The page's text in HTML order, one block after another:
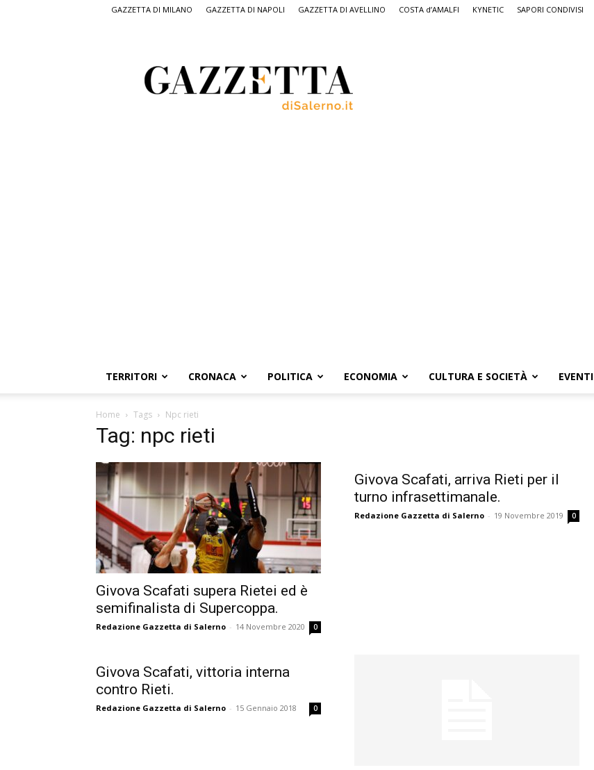
GAZZETTA DI MILANO GAZZETTA DI NAPOLI GAZZETTA DI AVELLINO COSTA d’AMALFI KYNETIC SAPORI CONDIVISI
Salerno,
il
quotidiano
TERRITORI CRONACA POLITICA ECONOMIA CULTURA E SOCIETÀ EVENTI
Home Tags Npc rieti
Tag: npc rieti
Givova Scafati supera Rietei ed è
semifinalista di Supercoppa.
Redazione Gazzetta di Salerno - 14 Novembre 2020 0
Givova Scafati, arriva Rieti per il
turno infrasettimanale.
Redazione Gazzetta di Salerno - 19 Novembre 2019 0
Givova Scafati, vittoria interna
contro Rieti.
Redazione Gazzetta di Salerno - 15 Gennaio 2018 0